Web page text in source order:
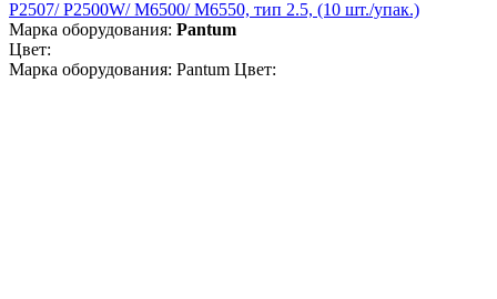
P2507/ P2500W/ M6500/ M6550, тип 2.5, (10 шт./упак.)
Марка оборудования: Pantum
Цвет:
Марка оборудования: Pantum Цвет: